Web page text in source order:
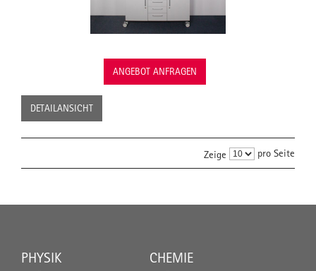
ANGEBOT ANFRAGEN
DETAILANSICHT
Zeige pro Seite
PHYSIK CHEMIE